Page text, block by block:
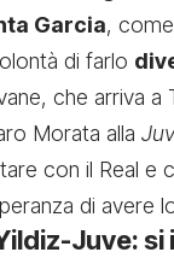
Garcia,
di farlo
che arriva a
Morata alla
con il Real e
di avere
Juve: si